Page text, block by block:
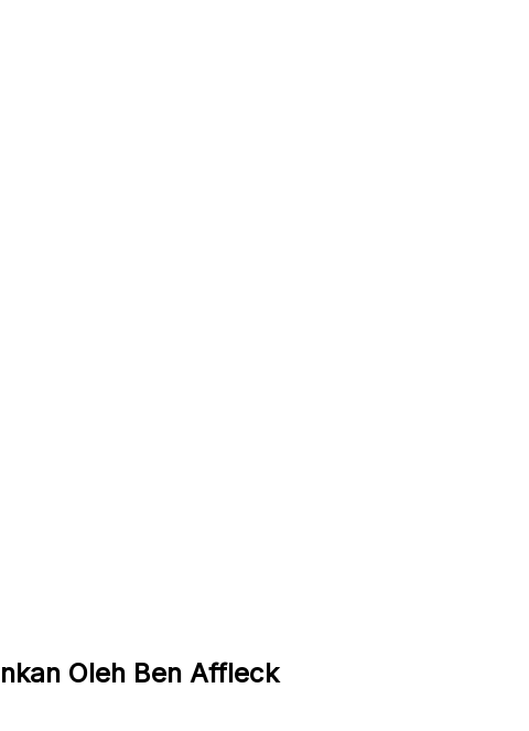
Oleh Ben Affleck